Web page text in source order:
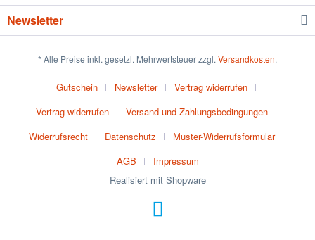
Newsletter
* Alle Preise inkl. gesetzl. Mehrwertsteuer zzgl. Versandkosten.
Gutschein Newsletter
Vertrag widerrufen
Vertrag widerrufen
Versand und Zahlungsbedingungen
Widerrufsrecht
Datenschutz
Muster-Widerrufsformular
AGB
Impressum
Realisiert mit Shopware